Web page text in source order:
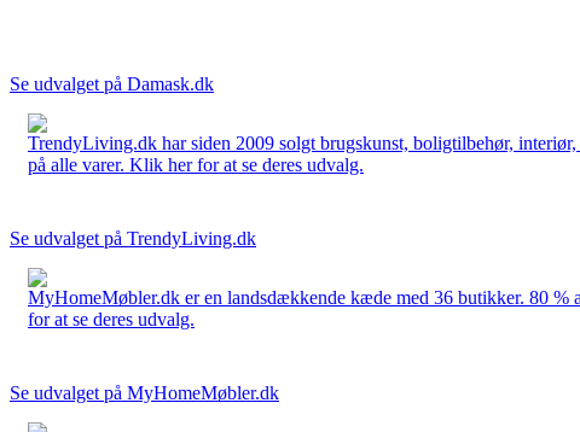
Se udvalget på Damask.dk
TrendyLiving.dk har siden 2009 solgt brugskunst, boligtilbehør,
på alle varer. Klik her for at se deres udvalg.
Se udvalget på TrendyLiving.dk
MyHomeMøbler.dk er en landsdækkende kæde med 36 butikker. 80 %
for at se deres udvalg.
Se udvalget på MyHomeMøbler.dk